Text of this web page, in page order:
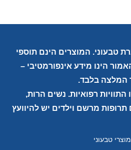
טבעוני. המוצרים הינם תוספי
הינו מידע אינפורמטיבי –
המלצה בלבד.
רפואיות. נשים הרות,
מרשם וילדים יש להיוועץ
מוצרי טבעוני